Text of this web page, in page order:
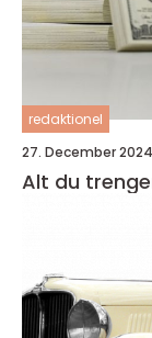
redaktionel
27. December 2024
Alt du